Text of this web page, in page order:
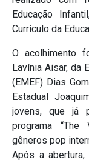
Educação
Currículo da
O acolhimento
Lavínia Aisar, da
(EMEF) Dias
Estadual
jovens, que já
programa
gêneros pop
Após a